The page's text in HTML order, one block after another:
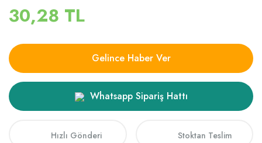
30,28 TL
Gelince Haber Ver
Whatsapp Sipariş Hattı
Hızlı Gönderi Stoktan Teslim